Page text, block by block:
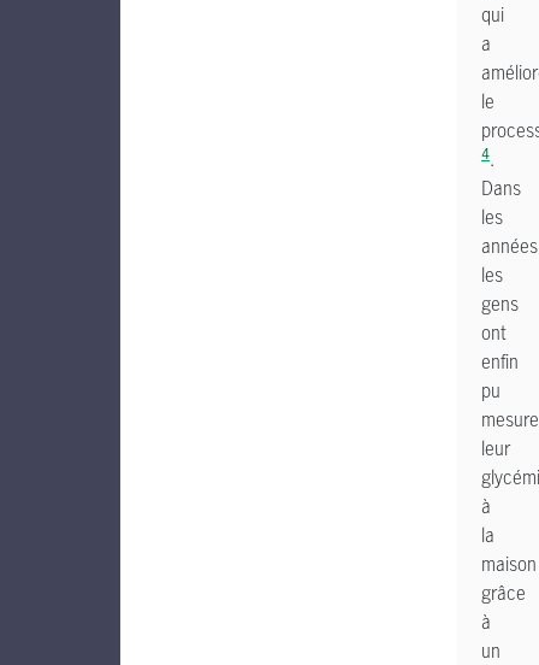
qui
a
le
4.
Dans
les
les
gens
ont
enfin
pu
leur
à
la
maison
grâce
à
un